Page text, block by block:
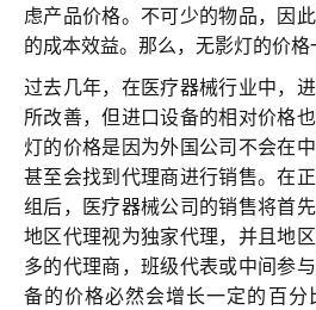
加入兆丰
服务支持
联系我们
虑产品价格。不可少的物品，因
的成本效益。那么，无影灯的价格
过去几年，在医疗器械行业中，
所改善，但进口设备的相对价格
灯的价格是因为外国公司不会在
甚至会找到代理商进行销售。在
组后，医疗器械公司的销售将首
地区代理视为独家代理，并且地
多的代理商，班级代表或中间参
备的价格必然会增长一定的百